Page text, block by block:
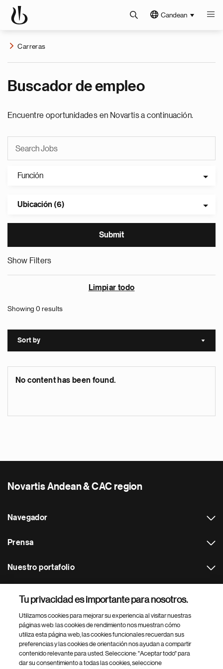
Candean
Carreras
Buscador de empleo
Encuentre oportunidades en Novartis a continuación.
Función
Ubicación (6)
Show Filters
Limpiar todo
Showing 0 results
Sort by Sort
No content has been found.
Novartis Andean & CAC region
Navegador
Prensa
Nuestro portafolio
Footer Site Search
Tu privacidad es importante para nosotros.
Utilizamos cookies para mejorar su experiencia al visitar nuestras
páginas web: las cookies de rendimiento nos muestran cómo
utiliza esta página web, las cookies funcionales recuerdan sus
preferencias y las cookies de orientación nos ayudan a compartir
contenido relevante para usted. Seleccione: "Aceptar todo" para
dar su consentimiento a todas las cookies, seleccione